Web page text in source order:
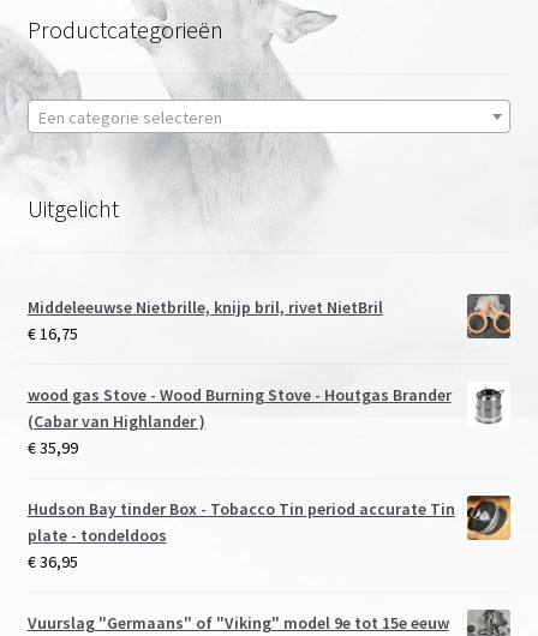
Productcategorieën
Een categorie selecteren
Uitgelicht
Middeleeuwse Nietbrille, knijp bril, rivet NietBril
€16,75
wood gas Stove - Wood Burning Stove - Houtgas Brander
(Cabar van Highlander )
€35,99
Hudson Bay tinder Box - Tobacco Tin period accurate Tin
plate - tondeldoos
€36,95
Vuurslag "Germaans" of "Viking" model 9e tot 15e eeuw